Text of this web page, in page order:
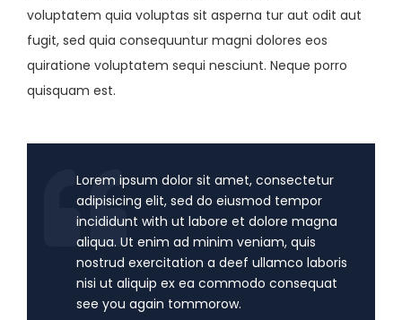
voluptatem quia voluptas sit asperna tur aut odit aut
fugit, sed quia consequuntur magni dolores eos
quiratione voluptatem sequi nesciunt. Neque porro
quisquam est.
Lorem ipsum dolor sit amet, consectetur
adipisicing elit, sed do eiusmod tempor
incididunt with ut labore et dolore magna
aliqua. Ut enim ad minim veniam, quis
nostrud exercitation a deef ullamco laboris
nisi ut aliquip ex ea commodo consequat
see you again tommorow.